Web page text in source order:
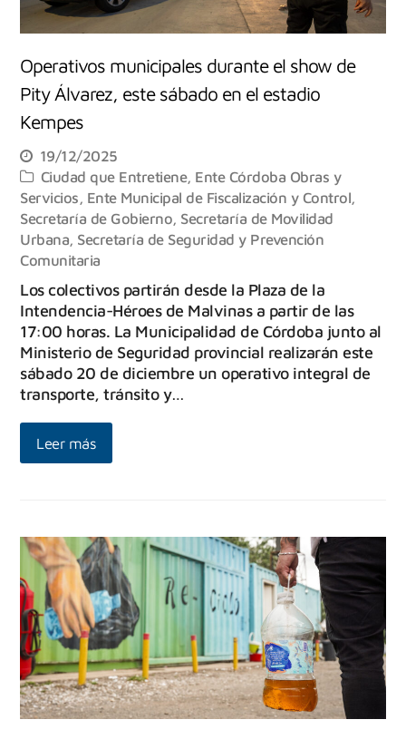
Operativos municipales durante el show de
Pity Álvarez, este sábado en el estadio
Kempes
19/12/2025
Ciudad que Entretiene, Ente Córdoba Obras y
Servicios, Ente Municipal de Fiscalización y Control,
Secretaría de Gobierno, Secretaría de Movilidad
Urbana, Secretaría de Seguridad y Prevención
Comunitaria
Los colectivos partirán desde la Plaza de la
Intendencia-Héroes de Malvinas a partir de las
17:00 horas. La Municipalidad de Córdoba junto al
Ministerio de Seguridad provincial realizarán este
sábado 20 de diciembre un operativo integral de
transporte, tránsito y…
Leer más